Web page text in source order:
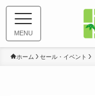
MENU
ホーム セール・イベント